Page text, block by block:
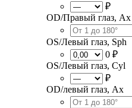
₽
OD/Правый глаз, Ax
OS/Левый глаз, Sph
0 ₽
OS/Левый глаз, Cyl
₽
OD/левый глаз, Ax